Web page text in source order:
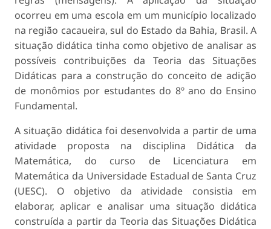
ocorreu em uma escola em um município localizado
na região cacaueira, sul do Estado da Bahia, Brasil. A
situação didática tinha como objetivo de analisar as
possíveis contribuições da Teoria das Situações
Didáticas para a construção do conceito de adição
de monômios por estudantes do 8º ano do Ensino
Fundamental.
A situação didática foi desenvolvida a partir de uma
atividade proposta na disciplina Didática da
Matemática, do curso de Licenciatura em
Matemática da Universidade Estadual de Santa Cruz
(UESC). O objetivo da atividade consistia em
elaborar, aplicar e analisar uma situação didática
construída a partir da Teoria das Situações Didática